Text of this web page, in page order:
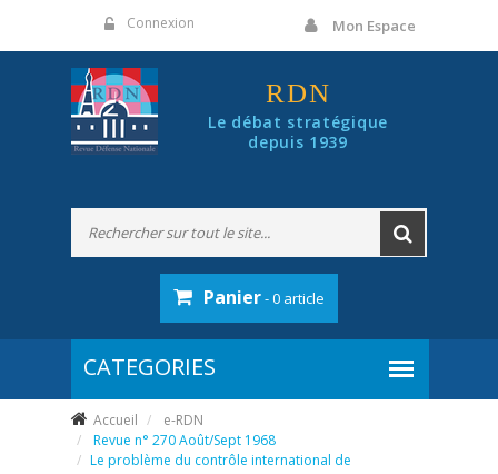
Connexion Mon Espace
RDN
Le débat stratégique
depuis 1939
Panier- 0 article
Accueil
e-RDN
Revue n° 270 Août/Sept 1968
Le problème du contrôle international de